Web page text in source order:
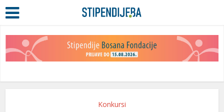
Konkursi